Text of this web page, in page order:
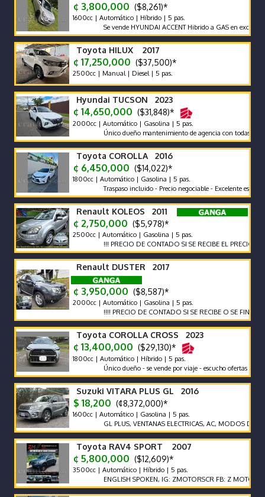
¢ 3,800,000 ($8,261)*
1600cc | Automático | Híbrido | 5 pas.
Se vende HYUNDAI ACCENT Hibrido a GAS en excelente
Toyota HILUX 2017
¢ 17,250,000 ($37,500)*
2500cc | Manual | Diesel | 5 pas.
Hyundai TUCSON 2023
¢ 14,650,000 ($31,848)*
2000cc | Automático | Gasolina | 5 pas.
Único dueño mantenimiento de agencia con todas las
Toyota COROLLA 2016
¢ 6,450,000 ($14,022)*
1800cc | Automático | Gasolina | 5 pas.
Traspaso incluido - Precio negociable - Excelente estado
Renault KOLEOS 2011
¢ 2,750,000 ($5,978)*
2500cc | Automático | Gasolina | 5 pas.
!!! PRECIO DE CONTADO SI SE RECIBE EL PRECIO VARIA !!!
Renault DUSTER 2017
¢ 3,950,000 ($8,587)*
2000cc | Automático | Gasolina | 5 pas.
!!!! PRECIO DE CONTADO SI SE RECIBE O SE FINANCIA EL
Toyota COROLLA CROSS 2023
¢ 13,400,000 ($29,130)*
1800cc | Automático | Híbrido | 5 pas.
Único dueño - se vende por viaje - escucho ofertas
Suzuki VITARA PLUS GL 2016
$ 18,200 (¢8,372,000)*
1600cc | Automático | Gasolina | 5 pas.
GL PLUS, VENTANAS ELECTRICAS, AC, MODOS DE
Toyota RAV4 SPORT 2007
¢ 5,800,000 ($12,609)*
3500cc | Automático | Híbrido | 5 pas.
ENGLISH SPOKEN, IG: ZMOTORSCR FB: Z MOTORS.